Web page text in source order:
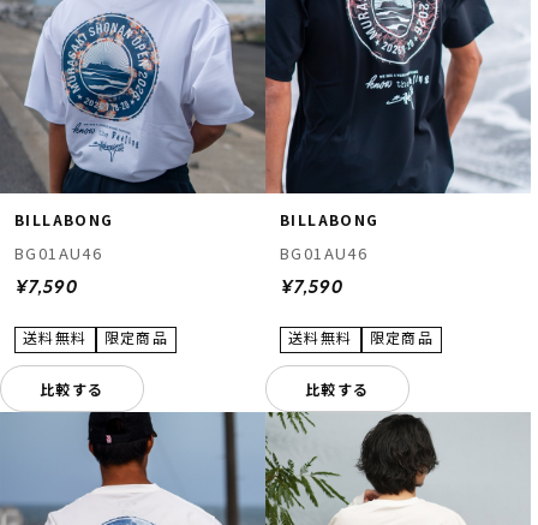
BILLABONG
BG01AU46
¥7,590
比較する
BILLABONG
BG01AU46
¥7,590
比較する